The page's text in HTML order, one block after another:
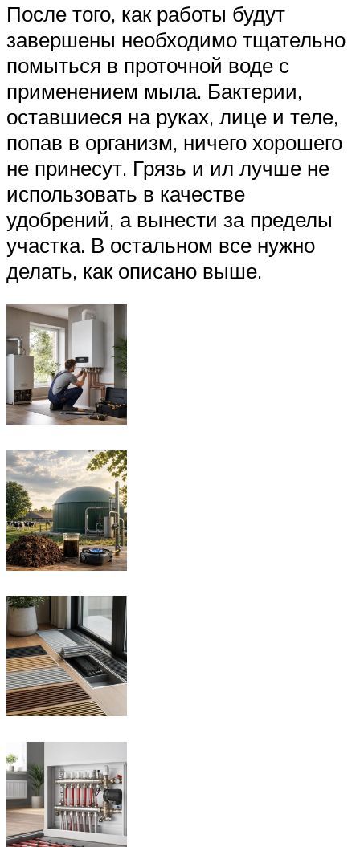
После того, как работы будут
завершены необходимо тщательно
помыться в проточной воде с
применением мыла. Бактерии,
оставшиеся на руках, лице и теле,
попав в организм, ничего хорошего
не принесут. Грязь и ил лучше не
использовать в качестве
удобрений, а вынести за пределы
участка. В остальном все нужно
делать, как описано выше.